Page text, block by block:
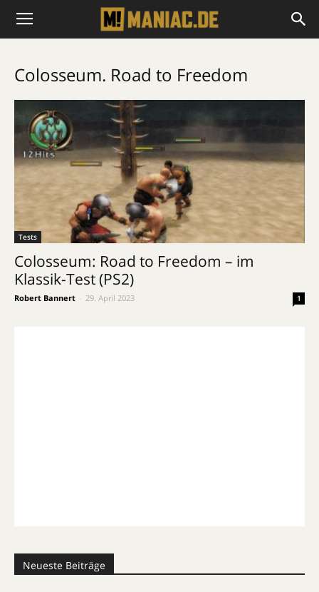
Colosseum. Road to Freedom
Tests
Colosseum: Road to Freedom – im
Klassik-Test (PS2)
Robert Bannert 29. April 2023 1
Neueste Beiträge